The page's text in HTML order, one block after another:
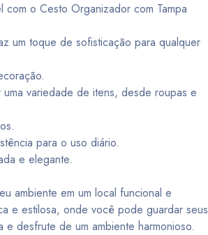
o Cesto Organizador com Tampa
um toque de sofisticação para qualquer
variedade de itens, desde roupas e
para o uso diário.
e elegante.
ambiente em um local funcional e
e estilosa, onde você pode guardar seus
desfrute de um ambiente harmonioso.